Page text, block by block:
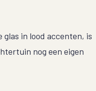
in lood accenten, is
nog een eigen